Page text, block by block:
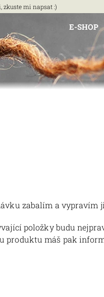
zkuste mi napsat :)
E-SHOP
zabalím a vypravím
položky budu
máš pak